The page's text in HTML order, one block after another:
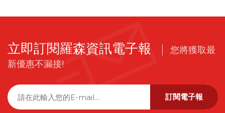
立即訂閱羅森資訊電子報
您將獲取最
新優惠不漏接!
訂閱電子報